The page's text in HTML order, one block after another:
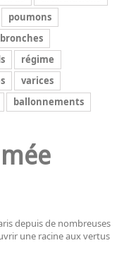
poumons
bronches
régime
varices
ballonnements
depuis de nombreuses
une racine aux vertus